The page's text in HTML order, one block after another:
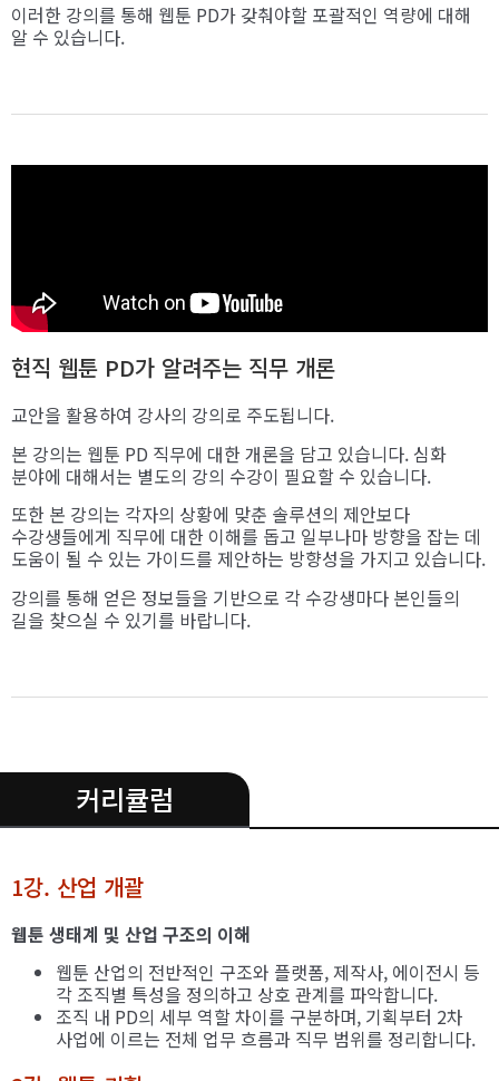
이러한 강의를 통해 웹툰 PD가 갖춰야할 포괄적인 역량에 대해
알 수 있습니다.
현직 웹툰 PD가 알려주는 직무 개론
교안을 활용하여 강사의 강의로 주도됩니다.
본 강의는 웹툰 PD 직무에 대한 개론을 담고 있습니다. 심화
분야에 대해서는 별도의 강의 수강이 필요할 수 있습니다.
또한 본 강의는 각자의 상황에 맞춘 솔루션의 제안보다
수강생들에게 직무에 대한 이해를 돕고 일부나마 방향을 잡는 데
도움이 될 수 있는 가이드를 제안하는 방향성을 가지고 있습니다.
강의를 통해 얻은 정보들을 기반으로 각 수강생마다 본인들의
길을 찾으실 수 있기를 바랍니다.
커리큘럼
1강. 산업 개괄
웹툰 생태계 및 산업 구조의 이해
웹툰 산업의 전반적인 구조와 플랫폼, 제작사, 에이전시 등
각 조직별 특성을 정의하고 상호 관계를 파악합니다.
조직 내 PD의 세부 역할 차이를 구분하며, 기획부터 2차
사업에 이르는 전체 업무 흐름과 직무 범위를 정리합니다.